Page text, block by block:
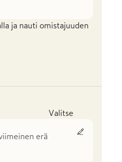
ja nauti omistajuuden
Valitse
erä